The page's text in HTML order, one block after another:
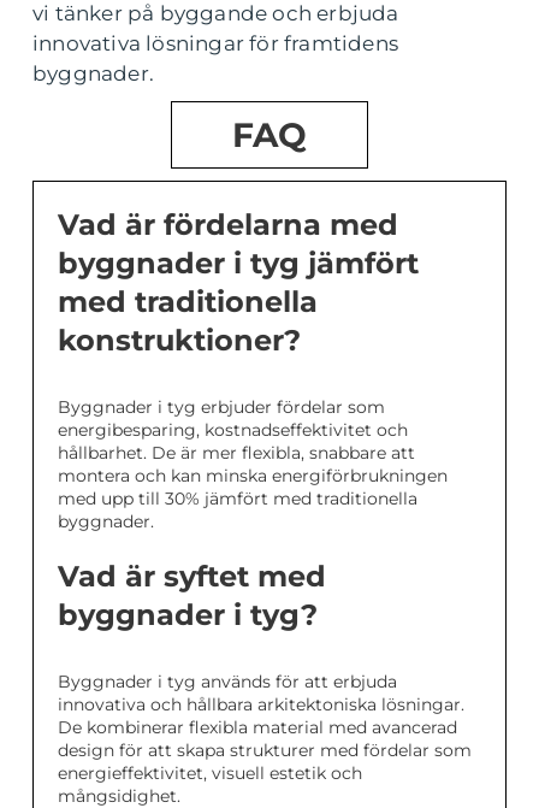
vi tänker på byggande och erbjuda
innovativa lösningar för framtidens
byggnader.
FAQ
Vad är fördelarna med
byggnader i tyg jämfört
med traditionella
konstruktioner?
Byggnader i tyg erbjuder fördelar som
energibesparing, kostnadseffektivitet och
hållbarhet. De är mer flexibla, snabbare att
montera och kan minska energiförbrukningen
med upp till 30% jämfört med traditionella
byggnader.
Vad är syftet med
byggnader i tyg?
Byggnader i tyg används för att erbjuda
innovativa och hållbara arkitektoniska lösningar.
De kombinerar flexibla material med avancerad
design för att skapa strukturer med fördelar som
energieffektivitet, visuell estetik och
mångsidighet.